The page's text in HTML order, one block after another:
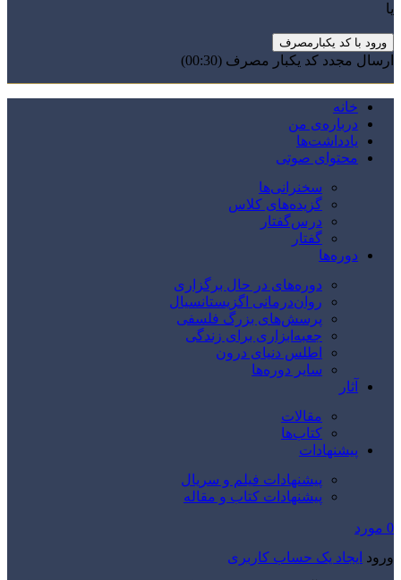
یا
ورود با کد یکبارمصرف
ارسال مجدد کد یکبار مصرف (00:
30
)
خانه
درباره‌ی من
یادداشت‌ها
محتوای صوتی
سخنرانی‌ها
گزیده‌های کلاس
درس‌گفتار
گفتار
دوره‌ها
دوره‌های در حال برگزاری
روان‌درمانی اگزیستانسیال
پرسش‌های بزرگ فلسفی
جعبه‌ابزاری برای زندگی
اطلس دنیای درون
سایر دوره‌ها
آثار
مقالات
کتاب‌ها
پیشنهادات
پیشنهادات فیلم و سریال
پیشنهادات کتاب و مقاله
0 مورد
ورود ایجاد یک حساب کاربری